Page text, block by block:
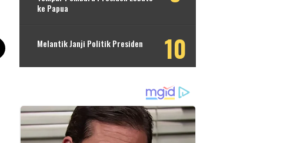
ke Papua
Melantik Janji Politik Presiden